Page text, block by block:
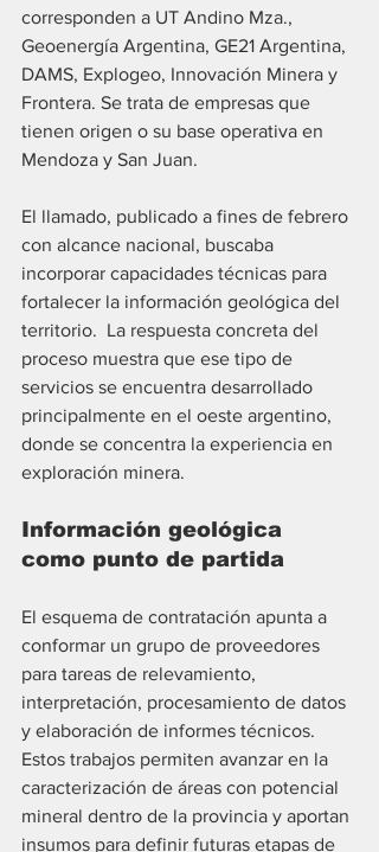
corresponden a UT Andino Mza.,
Geoenergía Argentina, GE21 Argentina,
DAMS, Explogeo, Innovación Minera y
Frontera. Se trata de empresas que
tienen origen o su base operativa en
Mendoza y San Juan.
El llamado, publicado a fines de febrero
con alcance nacional, buscaba
incorporar capacidades técnicas para
fortalecer la información geológica del
territorio.  La respuesta concreta del
proceso muestra que ese tipo de
servicios se encuentra desarrollado
principalmente en el oeste argentino,
donde se concentra la experiencia en
exploración minera.
Información geológica
como punto de partida
El esquema de contratación apunta a
conformar un grupo de proveedores
para tareas de relevamiento,
interpretación, procesamiento de datos
y elaboración de informes técnicos.
Estos trabajos permiten avanzar en la
caracterización de áreas con potencial
mineral dentro de la provincia y aportan
insumos para definir futuras etapas de